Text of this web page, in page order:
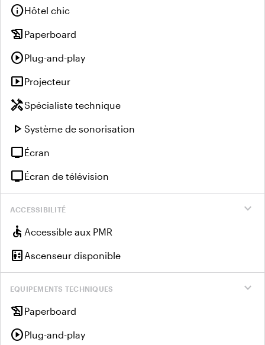
infoHôtel chic
history_edu Paperboard
play_circlePlug-and-play
smart_displayProjecteur
handymanSpécialiste technique
play_arrow Système de sonorisation
tvÉcran
tvÉcran de télévision
expand_more
ACCESSIBILITÉ
accessible Accessible aux PMR
elevator Ascenseur disponible
expand_more
EQUIPEMENTS TECHNIQUES
history_edu Paperboard
play_circlePlug-and-play